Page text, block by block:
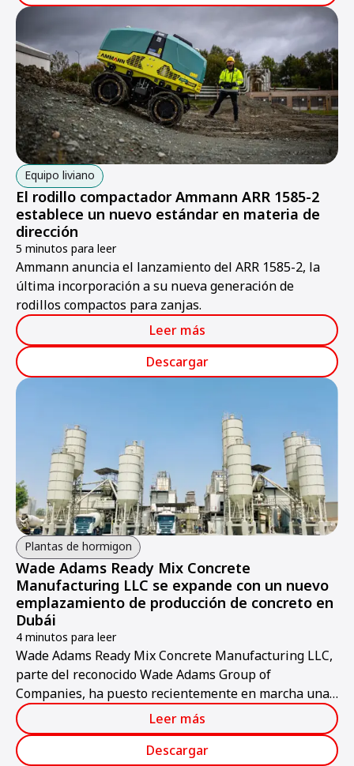
Equipo liviano
El rodillo compactador Ammann ARR 1585-2
establece un nuevo estándar en materia de
dirección
5 minutos para leer
Ammann anuncia el lanzamiento del ARR 1585-2, la
última incorporación a su nueva generación de
rodillos compactos para zanjas.
Leer más
Descargar
Plantas de hormigon
Wade Adams Ready Mix Concrete
Manufacturing LLC se expande con un nuevo
emplazamiento de producción de concreto en
Dubái
4 minutos para leer
Wade Adams Ready Mix Concrete Manufacturing LLC,
parte del reconocido Wade Adams Group of
Companies, ha puesto recientemente en marcha una
nueva instalación de producción de concreto de última
generación en Jabel Ali, Dubái.
Leer más
Descargar